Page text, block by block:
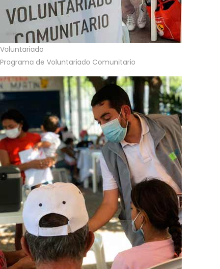
Voluntariado
Programa de Voluntariado Comunitario